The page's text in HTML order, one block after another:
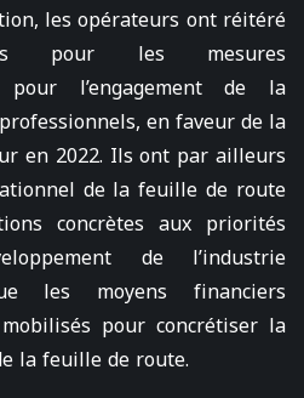
les opérateurs ont réitéré
pour les mesures
pour l’engagement de la
en faveur de la
en 2022. Ils ont par ailleurs
de la feuille de route
concrètes aux priorités
de l’industrie
les moyens financiers
pour concrétiser la
la feuille de route.